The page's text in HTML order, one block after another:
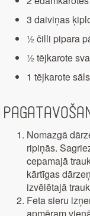
3 daiviņas
½ čilli pipara
½ tējkarote
1 tējkarote sāls
Nomazgā
ripiņās.
cepamajā
kārtīgas
izvēlētajā
Feta sieru